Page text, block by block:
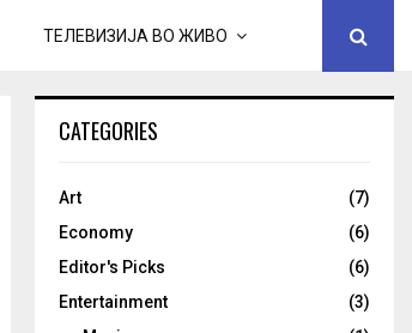
ТЕЛЕВИЗИЈА ВО ЖИВО
CATEGORIES
Art
(7)
Economy
(6)
Editor's Picks
(6)
Entertainment
(3)